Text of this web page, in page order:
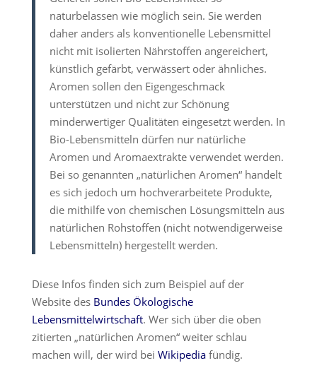
naturbelassen wie möglich sein. Sie werden
daher anders als konventionelle Lebensmittel
nicht mit isolierten Nährstoffen angereichert,
künstlich gefärbt, verwässert oder ähnliches.
Aromen sollen den Eigengeschmack
unterstützen und nicht zur Schönung
minderwertiger Qualitäten eingesetzt werden. In
Bio-Lebensmitteln dürfen nur natürliche
Aromen und Aromaextrakte verwendet werden.
Bei so genannten „natürlichen Aromen“ handelt
es sich jedoch um hochverarbeitete Produkte,
die mithilfe von chemischen Lösungsmitteln aus
natürlichen Rohstoffen (nicht notwendigerweise
Lebensmitteln) hergestellt werden.
Diese Infos finden sich zum Beispiel auf der
Website des Bundes Ökologische
Lebensmittelwirtschaft. Wer sich über die oben
zitierten „natürlichen Aromen“ weiter schlau
machen will, der wird bei Wikipediafündig.